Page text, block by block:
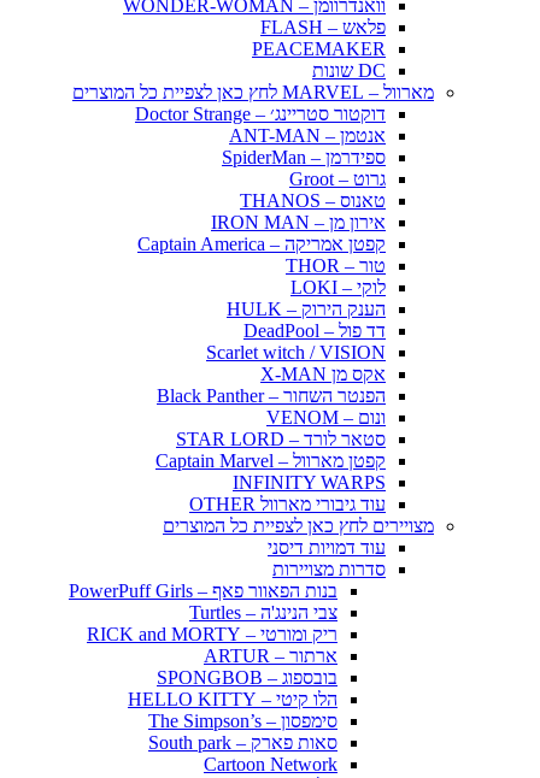
וואנדרוומן – WONDER-WOMAN
פלאש – FLASH
PEACEMAKER
DC שונות
מארוול – MARVEL לחץ כאן לצפיית כל המוצרים
דוקטור סטריינג׳ – Doctor Strange
אנטמן – ANT-MAN
ספידרמן – SpiderMan
גרוט – Groot
טאנוס – THANOS
אירון מן – IRON MAN
קפטן אמריקה – Captain America
טור – THOR
לוקי – LOKI
הענק הירוק – HULK
דד פול – DeadPool
Scarlet witch / VISION
אקס מן X-MAN
הפנטר השחור – Black Panther
ונום – VENOM
סטאר לורד – STAR LORD
קפטן מארוול – Captain Marvel
INFINITY WARPS
עוד גיבורי מארוול OTHER
מצויירים לחץ כאן לצפיית כל המוצרים
עוד דמויות דיסני
סדרות מצויירות
בנות הפאוור פאף – PowerPuff Girls
צבי הנינג'ה – Turtles
ריק ומורטי – RICK and MORTY
ארתור – ARTUR
בובספוג – SPONGBOB
הלו קיטי – HELLO KITTY
סימפסון – The Simpson’s
סאות פארק – South park
Cartoon Network